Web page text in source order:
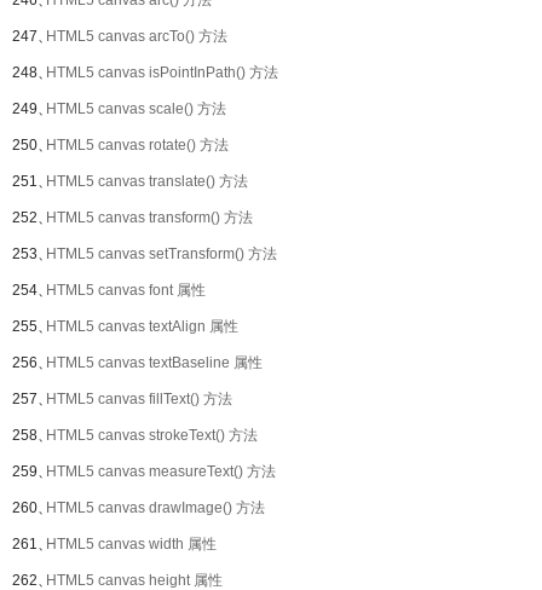
247、HTML5 canvas arcTo() 方法
248、HTML5 canvas isPointInPath() 方法
249、HTML5 canvas scale() 方法
250、HTML5 canvas rotate() 方法
251、HTML5 canvas translate() 方法
252、HTML5 canvas transform() 方法
253、HTML5 canvas setTransform() 方法
254、HTML5 canvas font 属性
255、HTML5 canvas textAlign 属性
256、HTML5 canvas textBaseline 属性
257、HTML5 canvas fillText() 方法
258、HTML5 canvas strokeText() 方法
259、HTML5 canvas measureText() 方法
260、HTML5 canvas drawImage() 方法
261、HTML5 canvas width 属性
262、HTML5 canvas height 属性